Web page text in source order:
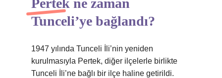
Pertek ne zaman
Tunceli’ye bağlandı?
1947 yılında Tunceli İli’nin yeniden
kurulmasıyla Pertek, diğer ilçelerle birlikte
Tunceli İli’ne bağlı bir ilçe haline getirildi.